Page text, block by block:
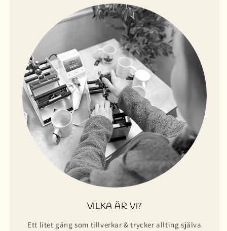
VILKA ÄR VI?
Ett litet gäng som tillverkar & trycker allting själva